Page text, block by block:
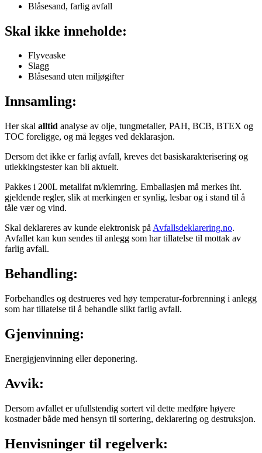
Blåsesand, farlig avfall
Skal ikke inneholde:
Flyveaske
Slagg
Blåsesand uten miljøgifter
Innsamling:
Her skal alltid analyse av olje, tungmetaller, PAH, BCB, BTEX og
TOC foreligge, og må legges ved deklarasjon.
Dersom det ikke er farlig avfall, kreves det basiskarakterisering og
utlekkingstester kan bli aktuelt.
Pakkes i 200L metallfat m/klemring. Emballasjen må merkes iht.
gjeldende regler, slik at merkingen er synlig, lesbar og i stand til å
tåle vær og vind.
Skal deklareres av kunde elektronisk på Avfallsdeklarering.no.
Avfallet kan kun sendes til anlegg som har tillatelse til mottak av
farlig avfall.
Behandling:
Forbehandles og destrueres ved høy temperatur-forbrenning i anlegg
som har tillatelse til å behandle slikt farlig avfall.
Gjenvinning:
Energigjenvinning eller deponering.
Avvik:
Dersom avfallet er ufullstendig sortert vil dette medføre høyere
kostnader både med hensyn til sortering, deklarering og destruksjon.
Henvisninger til regelverk: